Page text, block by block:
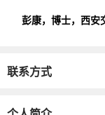
彭康，博士，西安
联系方式